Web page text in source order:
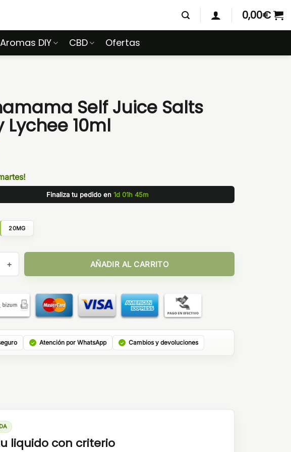
0,00€
Aromas DIY CBD Ofertas
Self Juice Salts
Lychee 10ml
Finaliza tu pedido en 1d 01h 45m
20MG
Self Juice Salts Berry Lychee 10ml cantidad
AÑADIR AL CARRITO
Atención por WhatsApp Cambios y devoluciones
liquido con criterio